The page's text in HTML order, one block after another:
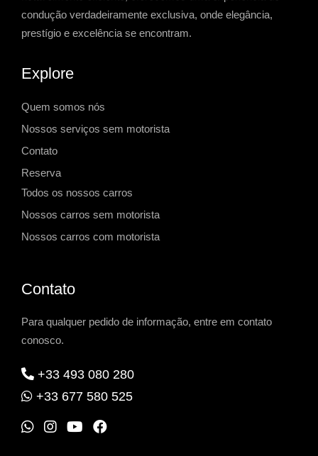
condução verdadeiramente exclusiva, onde elegância,
prestígio e excelência se encontram.
Explore
Quem somos nós
Nossos serviços sem motorista
Contato
Reserva
Todos os nossos carros
Nossos carros sem motorista
Nossos carros com motorista
Contato
Para qualquer pedido de informação, entre em contato
conosco.
+33 493 080 280
+33 677 580 525
W
I
Y
F